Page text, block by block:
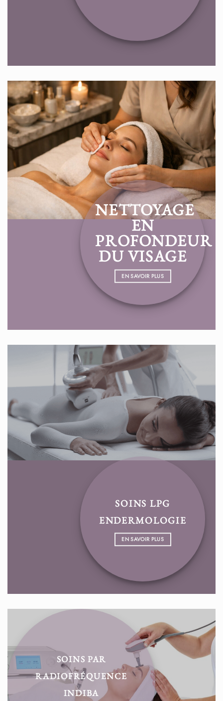
NETTOYAGE
EN
PROFONDEUR
DU VISAGE
EN SAVOIR PLUS
SOINS LPG
ENDERMOLOGIE
EN SAVOIR PLUS
SOINS PAR
RADIOFRÉQUENCE
INDIBA